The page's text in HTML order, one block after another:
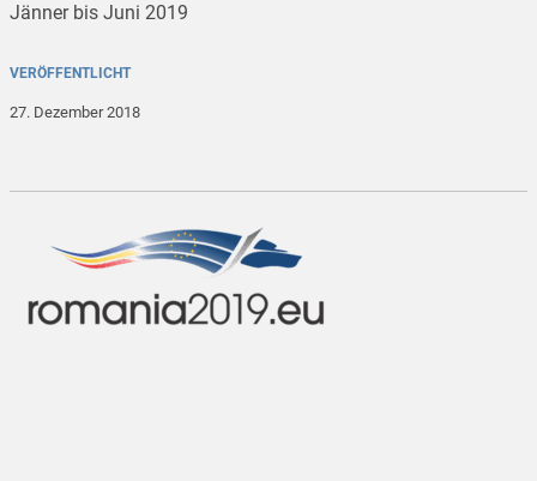
Jänner bis Juni 2019
VERÖFFENTLICHT
27. Dezember 2018